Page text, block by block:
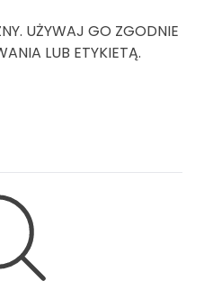
UŻYWAJ GO ZGODNIE
LUB ETYKIETĄ.